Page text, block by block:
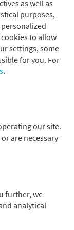
as well as
purposes,
to allow
settings, some
for you. For
.
our site.
are necessary
further, we
analytical
einen Mehrwert
durch das
EU-Ausland